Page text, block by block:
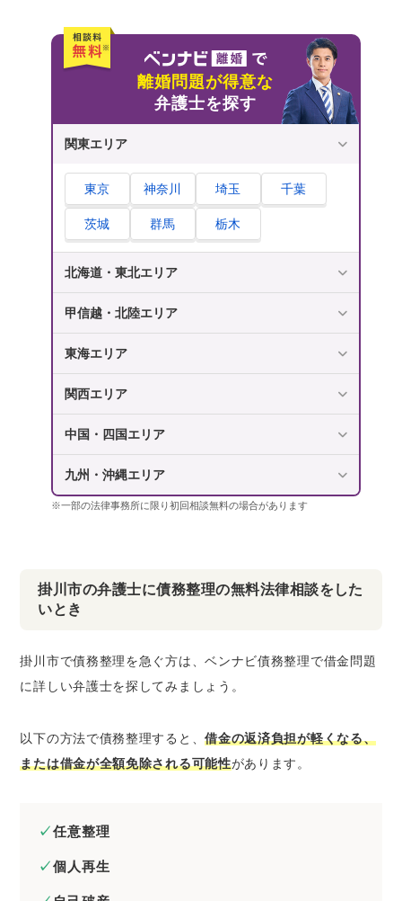
離婚問題が得意な
弁護士を探す
関東エリア
東京 神奈川 埼玉 千葉
茨城 群馬 栃木
北海道・東北エリア
甲信越・北陸エリア
東海エリア
関西エリア
中国・四国エリア
九州・沖縄エリア
※一部の法律事務所に限り初回相談無料の場合があります
掛川市の弁護士に債務整理の無料法律相談をした
いとき
掛川市で債務整理を急ぐ方は、ベンナビ債務整理で借金問題
に詳しい弁護士を探してみましょう。
以下の方法で債務整理すると、借金の返済負担が軽くなる、
または借金が全額免除される可能性があります。
任意整理
個人再生